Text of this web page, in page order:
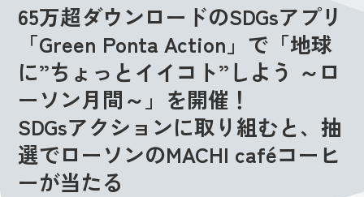
65万超ダウンロードのSDGsアプリ
「Green Ponta Action」で「地球
に”ちょっとイイコト”しよう ～ロ
ーソン月間～」を開催！
SDGsアクションに取り組むと、抽
選でローソンのMACHI caféコーヒ
ーが当たる